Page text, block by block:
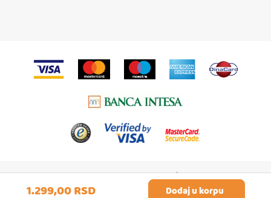
1.299,00RSD Dodaj u korpu
© 20264KIDS| Sva prava zadržana
Izrada Internet prodavnice etikDigital